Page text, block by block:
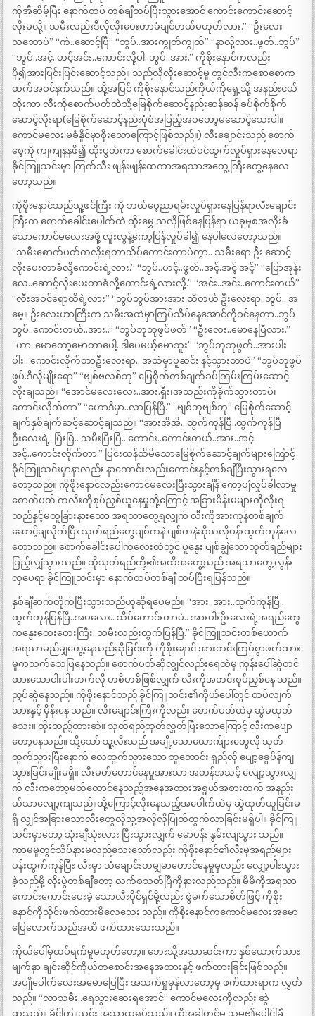
ကိုအီဆိမ့်ပြီး နောက်ထပ် တစ်ချီထပ်ပြီးသွားအောင် ကောင်းကောင်းဆောင့်
လိုးမလို့။ သမီးလည်းဒီလိုလိုးပေးတာခံချင်တယ်မဟုတ်လား.” “ဦးလေး
သဘောပဲ” “ကဲ..ဆောင့်ပြီ” “ဘွပ်..အားကျွတ်ကျွတ်” “နာလို့လား..ဖွတ်..ဘွပ်”
“ဘွပ်..အင့်..ဟင့်အင်း..ကောင်းလို့ပါ..ဘွပ်..အား.” ကိုစိုးနောင်ကလည်း
ပို၍အားပြင်းပြင်းဆောင့်သည်။ သည်လိုလိုးဆောင့်မှု တွင်လီးကစောစောက
ထက်အဝင်နက်သည်။ ထို့အပြင် ကိုစိုးနောင်သည်ကိုယ်ကိုရှေ့သို့ အနည်းငယ်
တိုးကာ လီးကိုစောက်ပတ်ထဲသို့မြေစိုက်ဆောင့်နည်းဆန်ဆန် ခပ်စိုက်စိုက်
ဆောင့်လိုးရာ(မြေစိုက်ဆောင့်နည်းပုံစံအပြည့်အဝတော့မဆောင့်သေးပါ။
ကောင်မလေး မခံနိူင်မှာစိုးသောကြောင့်ဖြစ်သည်။) လီးချောင်းသည် စောက်
စေ့ကို ကျကျနနဖိ၍ ထိုးပွတ်ကာ စောက်ခေါင်းထဲဝင်ထွက်လှုပ်ရှားနေလေရာ
ခိုင်ကြူသင်းမှာ ကြက်သီး ဖျန်းဖျန်းထကာအရသာအတွေ့ကြီးတွေ့နေလေ
တော့သည်။
ကိုစိုးနောင်သည်သူ့ဖင်ကြီး ကို ဘယ်ဝေ့ညာရမ်းလှုပ်ရှားနေပြန်ရာလီးချောင်း
ကြီးက စောက်ခေါင်းပေါက်ထဲ ထိုးမွှေ သလိုဖြစ်နေပြန်ရာ ယခုမှစအလိုးခံ
သောကောင်မလေးအဖို့ လူးလွန့်ကော့ပြန်လှုပ်ခါ၍ နေပါလေတော့သည်။
“သမီးစောက်ပတ်ကလိုးရတာသိပ်ကောင်းတာပဲကွာ.. သမီးရော ဦး ဆောင့်
လိုးပေးတာခံလို့ကောင်းရဲ့လား.” “ဘွပ်..ဟင့်..ဖွတ်..အင့်.အင့် အင့်” “ပြောအုန်း
လေ..ဆောင့်လိုးပေးတာခံလို့ကောင်းရဲ့လားလို့.” “အင်း..အင်း..ကောင်းတယ်”
“လီးအဝင်ရောထိရဲ့လား” “ဘွပ်ဘွပ်အားအား ထိတယ် ဦးလေးရာ..ဘွပ်.. အ
မေ့။ ဦးလေးဟာကြီးက သမီးအထဲမှာကြပ်သိပ်နေအောင်ကိုဝင်နေတာ..ဘွပ်
ဘွပ်..ကောင်းတယ်..အား..” “ဘွပ်ဘုဘုဖွပ်ဖတ်” “ဦးလေး..မောနေပြီလား.”
“ဟာ..မောတော့မောတာပေါ့..ဒါပေမယ့်မောဘူး” “ဘွပ်ဘုဘုဖွတ်..အားပါး
ပါး.. ကောင်းလိုက်တာဦးလေးရာ.. အထဲမှာပူဆင်း နင့်သွားတာပဲ” “ဘွပ်ဘုဖွပ်
ဖွပ်.ဒီလိုမျိုးရော” “ဗျစ်ဗလစ်ဘု” မြေစိုက်တစ်ချက်ခပ်ကြမ်းကြမ်းဆောင့်
လိုးချသည်။ “အောင်မလေးလေး..အား.ရှီး၊အသည်းကိုခိုက်သွားတာပဲ၊
ကောင်းလိုက်တာ” “ဟောဒီမှာ..လာပြန်ပြီ.” “ဗျစ်ဘုဗျစ်ဘု” မြေစိုက်ဆောင့်
ချက်နှစ်ချက်ဆင့်ဆောင့်ချသည်။ “အားအိအိ.. ထွက်ကုန်ပြီ..ထွက်ကုန်ပြီ
ဦးလေးရဲ့..ပြီးပြီ.. သမီးပြီးပြီ.. ကောင်း..ကောင်းတယ်..အား..အင့်
အင့်..ကောင်းလိုက်တာ.” ပြင်းထန်ထိမိသောမြေစိုက်ဆောင့်ချက်များကြောင့်
ခိုင်ကြူသင်းမှာနာလည်း နာကောင်းလည်းကောင်းနှင့်တစ်ချီပြီးသွားရလေ
တော့သည်။ ကိုစိုးနောင်လည်းကောင်မလေးပြီးသွားချိန် ကော့ပျံလှုပ်ခါလာမှု
စောက်ပတ် ကလီးကိုစုပ်ညှစ်ယူနေမှုတို့ကြောင့် အခြားမိန်းမများကိုလိုးရ
သည်နှင့်မတူခြားနားသော အရသာတွေ့ရလျှက် လီးကိုအားကုန်တစ်ချက်
ဆောင့်ချလိုက်ပြီး သုတ်ရည်တွေပျစ်ကနဲ ပျစ်ကနဲဆိုသလိုပန်းထွက်ကုန်လေ
တောသည်။ စောက်ခေါင်းပေါက်လေးထဲတွင် ပူနွေး ပျစ်ချွဲသောသုတ်ရည်များ
ပြည့်လျှံသွားသည်။ ထိုသုတ်ရည်တို့၏အထိအတွေ့သည် အရသာတွေ့လွန်း
လှပေရာ ခိုင်ကြူသင်းမှာ နောက်ထပ်တစ်ချီ ထပ်ပြီးရပြန်သည်။
နှစ်ချီဆက်တိုက်ပြီးသွားသည်ဟုဆိုရပေမည်။ “အား..အား..ထွက်ကုန်ပြီ..
ထွက်ကုန်ပြန်ပြီ..အမလေး.. သိပ်ကောင်းတာပဲ.. အားပါးဦးလေးရဲ့အရည်တွေ
ကနွေးတေးတေးကြီး..သမီးလည်းထွက်ပြန်ပြီ.” ခိုင်ကြူသင်းတစ်ယောက်
အရသာမည်မျှတွေ့နေသည်ဆိုခြင်းကို ကိုစိုးနောင် အားတင်းကြပ်စွာဖက်ထား
မှုကသက်သေပြနေသည်။ စောက်ပတ်ဆိုလျှင်လည်းရေထဲမှ ကုန်းပေါ်ဆွဲတင်
ထားသောငါးပါးဟက်လို ဟစိဟစိဖြစ်လျှက် လီးကိုအတင်းစုပ်ညှစ်နေ သည်။
ညှပ်ဆွဲနေသည်။ ကိုစိုးနောင်သည် ခိုင်ကြူသင်း၏ကိုယ်ပေါ်တွင် ထပ်လျက်
သားနှင့် မှိန်းနေ သည်။ လီးချောင်းကြီးကိုလည်း စောက်ပတ်ထဲမှ ဆွဲမထုတ်
သေး။ ထိုးထည့်ထားဆဲ။ သုတ်ရည်ထုတ်လွှတ်ပြီးသောကြောင့် လီးကပျော
တော့နေသည်။ သို့သော် သူ့လီးသည် အချို့သောယောက်ျားတွေလို သုတ်
ထွက်သွားပြီးနောက် လေထွက်သွားသော ဘူဘောင်း ရှည်လို ပျော့ခွေပိန်ကျ
သွားခြင်းမျိုးမရှိ။ လီးမတ်တောင်နေမှုအားသာ အတန်အသင့် လျော့သွားလျှ
က် လီးကတော့မတ်တောင်နေသည့်အနေအထားအရွယ်အစားထက် အနည်း
ယ်သာလျော့ကျသည်။ထို့ကြောင့်လိုးနေသည့်အပေါက်ထဲမှ ဆွဲထုတ်ယူခြင်းမ
ရှိ လျှင်အခြားသောလီးတွေလိုသူ့အလိုလိုပြုတ်ထွက်လာခြင်းမရှိပါ။ ခိုင်ကြူ
သင်းမှာတော့ သုံးချီသုံးလား ပြီးသွားလျှက် မောပန်း နွမ်းလျသွား သည်။
ကာမမှုတွင်သိပ်နားမလည်သေးသော်လည်း ကိုစိုးနောင်၏လီးမှအရည်များ
ပန်းထွက်ကုန်ပြီး လီးမှာ သံချောင်းတမျှမာတောင်နေမှုမှလည်း လျှော့ပါးသွား
ခဲ့သည်မို့ လိုးပွဲတစ်ချီတော့ လက်စသတ်ပြီကိုနားလည်သည်။ မိမိကိုအရသာ
ကောင်းကောင်းပေးခဲ့ သောလီးပိုင်ရှင်မို့လည်း စွဲမက်သောစိတ်ဖြင့် ကိုစိုး
နောင်ကိုသိုင်းဖက်ထားမိလေသေး သည်။ ကိုစိုးနောင်ကကောင်မလေးအမော
ပြေလောက်သည်အထိ ဖက်ထားသေးသည်။
ကိုယ်ပေါ်မှထပ်ရက်မူမဟုတ်တော့။ ဘေးသို့အသာဆင်းကာ နှစ်ယောက်သား
မျက်နှာ ချင်းဆိုင်ကိုယ်တစောင်းအနေအထားနှင့် ဖက်ထားခြင်းဖြစ်သည်။
အပျိုပေါက်လေးအမောပြေပြီး အသက်ရှုမှန်လာတော့မှ ဖက်ထားရာက လွှတ်
သည်။ “လာသမီး..ရေသွားဆေးရအောင်” ကောင်မလေးကိုလည်း ဆွဲ
ထူသည်။ ခိုင်ကြူသင်း အသာထရပ်သည်။ ထိုအခါတွင်မှ သူမ၏ပေါင်ခြံ